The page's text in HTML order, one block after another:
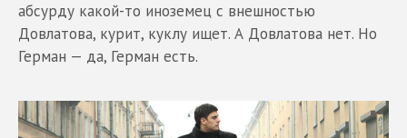
абсурду какой-то иноземец с внешностью
Довлатова, курит, куклу ищет. А Довлатова нет. Но
Герман — да, Герман есть.